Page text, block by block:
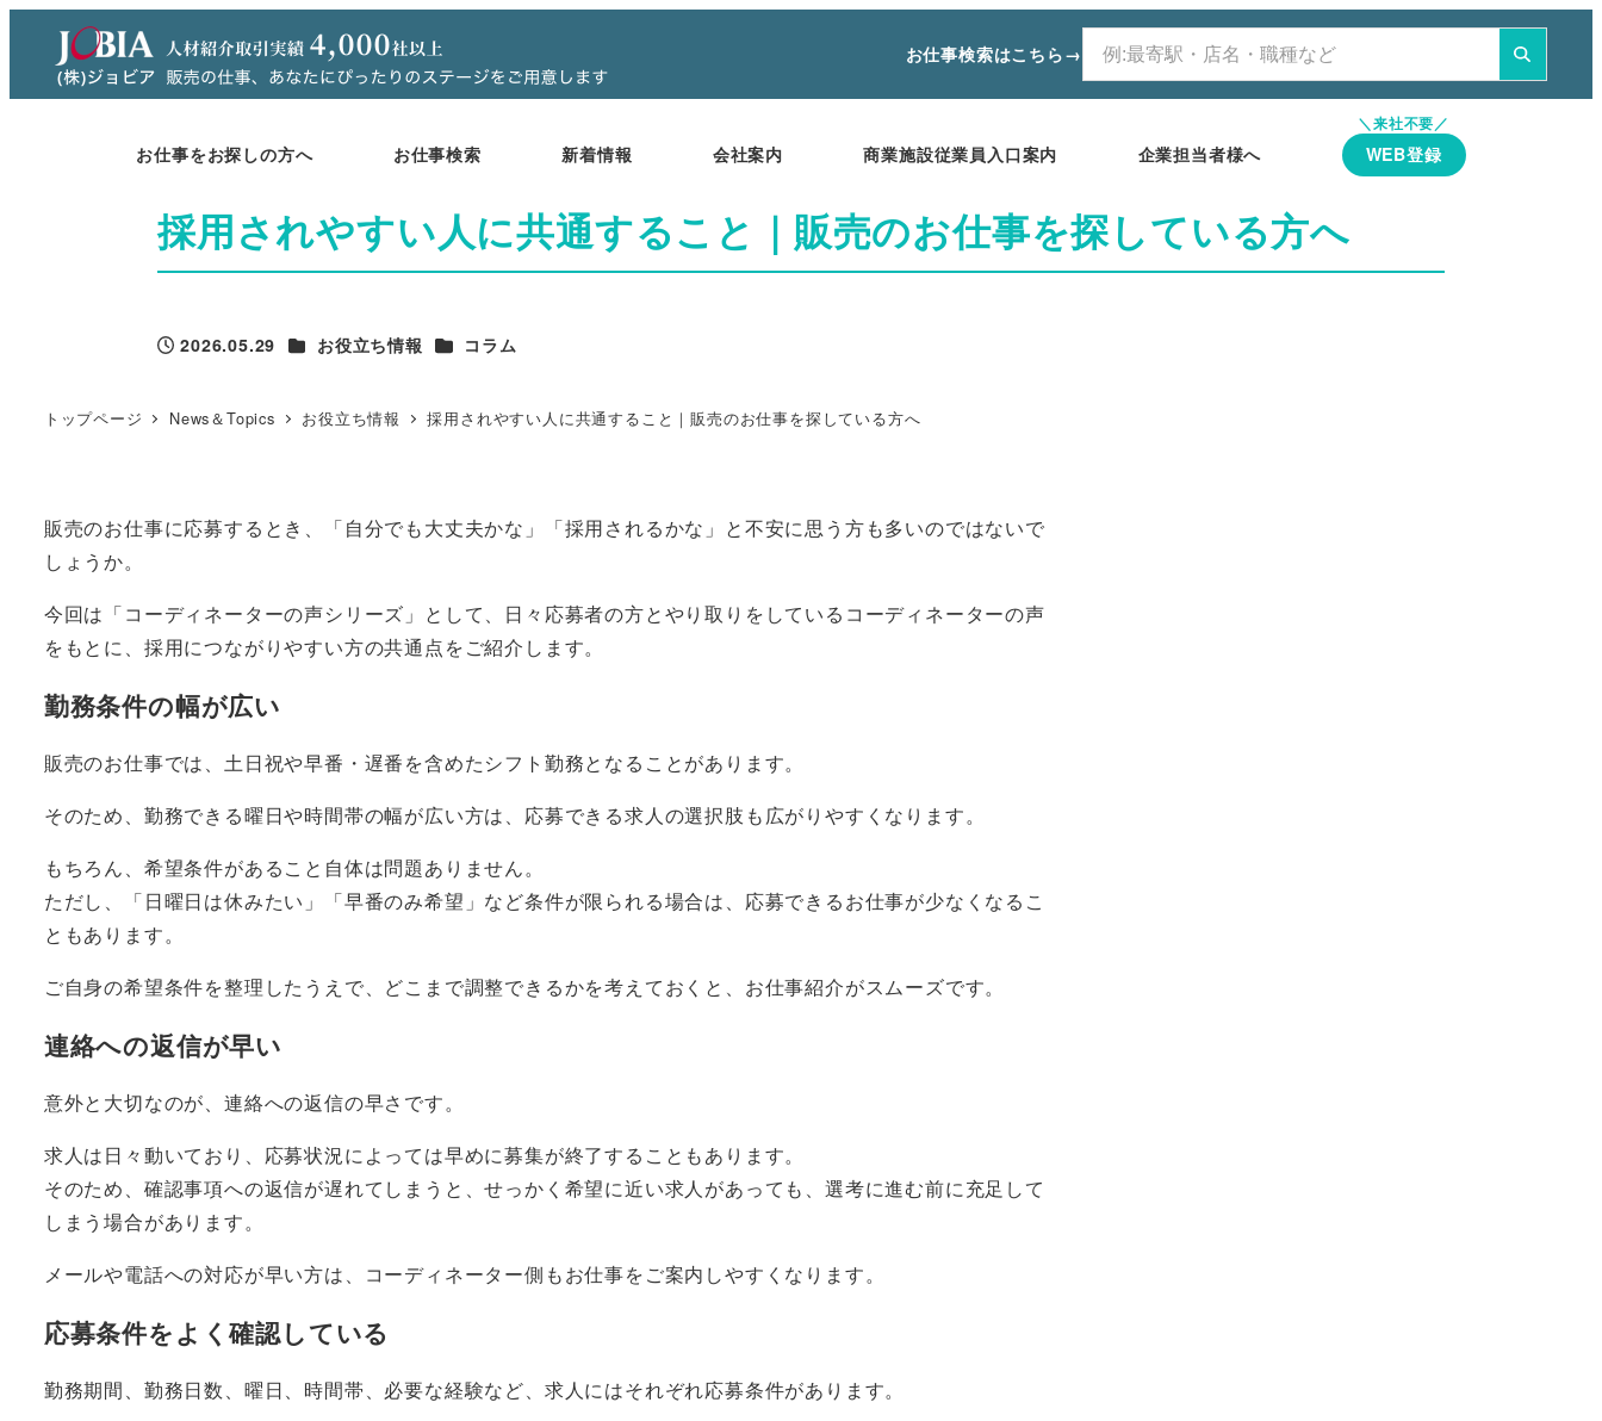
お仕事検索はこちら→
検
索
お仕事をお探しの方へ お仕事検索 新着情報 会社案内 商業施設従業員入口案内 企業担当者様へ WEB登録
採用されやすい人に共通すること｜販売のお仕事を探している方へ
投稿日
2026.05.29 カテゴリー
お役立ち情報 カテゴリー
コラム
トップページ News＆Topics お役立ち情報 採用されやすい人に共通すること｜販売のお仕事を探している方へ
販売のお仕事に応募するとき、「自分でも大丈夫かな」「採用されるかな」と不安に思う方も多いのではないで
しょうか。
今回は「コーディネーターの声シリーズ」として、日々応募者の方とやり取りをしているコーディネーターの声
をもとに、採用につながりやすい方の共通点をご紹介します。
勤務条件の幅が広い
販売のお仕事では、土日祝や早番・遅番を含めたシフト勤務となることがあります。
そのため、勤務できる曜日や時間帯の幅が広い方は、応募できる求人の選択肢も広がりやすくなります。
もちろん、希望条件があること自体は問題ありません。
ただし、「日曜日は休みたい」「早番のみ希望」など条件が限られる場合は、応募できるお仕事が少なくなるこ
ともあります。
ご自身の希望条件を整理したうえで、どこまで調整できるかを考えておくと、お仕事紹介がスムーズです。
連絡への返信が早い
意外と大切なのが、連絡への返信の早さです。
求人は日々動いており、応募状況によっては早めに募集が終了することもあります。
そのため、確認事項への返信が遅れてしまうと、せっかく希望に近い求人があっても、選考に進む前に充足して
しまう場合があります。
メールや電話への対応が早い方は、コーディネーター側もお仕事をご案内しやすくなります。
応募条件をよく確認している
勤務期間、勤務日数、曜日、時間帯、必要な経験など、求人にはそれぞれ応募条件があります。